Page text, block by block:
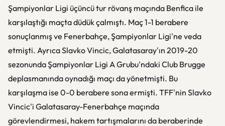
Şampiyonlar Ligi üçüncü tur rövanş maçında Benfica ile
karşılaştığı maçta düdük çalmıştı. Maç 1-1 berabere
sonuçlanmış ve Fenerbahçe, Şampiyonlar Ligi'ne veda
etmişti. Ayrıca Slavko Vincic, Galatasaray'ın 2019-20
sezonunda Şampiyonlar Ligi A Grubu'ndaki Club Brugge
deplasmanında oynadığı maçı da yönetmişti. Bu
karşılaşma ise 0-0 berabere sona ermişti. TFF'nin Slavko
Vincic'i Galatasaray-Fenerbahçe maçında
görevlendirmesi, hakem tartışmalarını da beraberinde